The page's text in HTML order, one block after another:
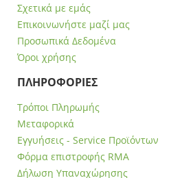
Σχετικά με εμάς
Επικοινωνήστε μαζί μας
Προσωπικά Δεδομένα
Όροι χρήσης
ΠΛΗΡΟΦΟΡΙΕΣ
Τρόποι Πληρωμής
Μεταφορικά
Εγγυήσεις - Service Προϊόντων
Φόρμα επιστροφής RMA
Δήλωση Υπαναχώρησης